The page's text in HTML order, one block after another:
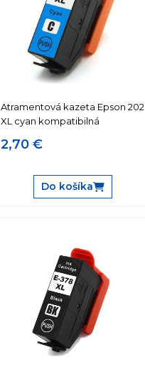
Atramentová kazeta Epson 202
XL cyan kompatibilná
2,70 €
Do košíka